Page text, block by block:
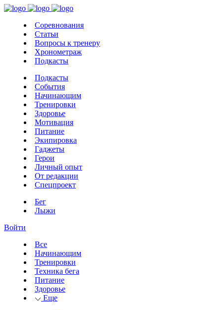
Соревнования
Статьи
Вопросы к тренеру
Хронометраж
Подкасты
Подкасты
События
Начинающим
Тренировки
Здоровье
Мотивация
Питание
Экипировка
Гаджеты
Герои
Личный опыт
От редакции
Спецпроект
Бег
Лыжи
Войти
Все
Начинающим
Тренировки
Техника бега
Питание
Здоровье
Еще